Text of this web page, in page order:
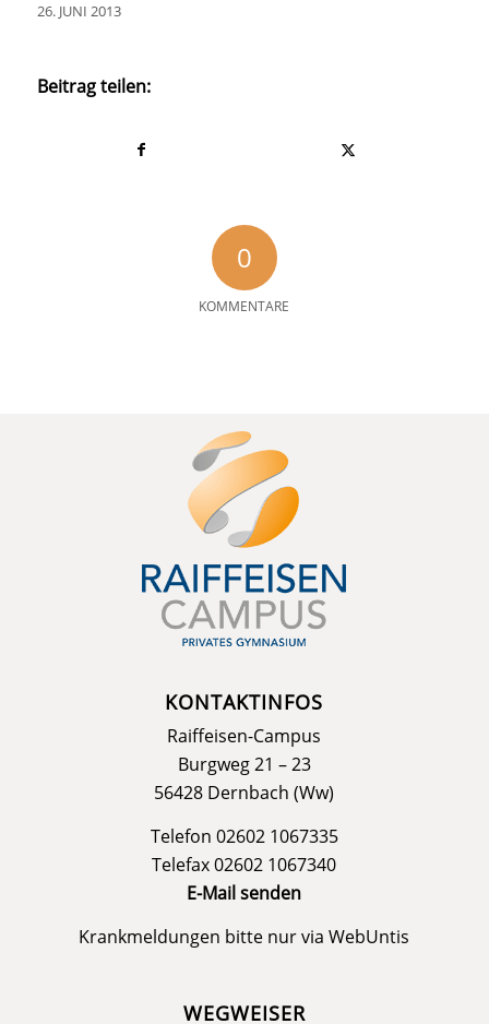
26. JUNI 2013
Beitrag teilen:
0
KOMMENTARE
KONTAKTINFOS
Raiffeisen-Campus
Burgweg 21 – 23
56428 Dernbach (Ww)
Telefon 02602 1067335
Telefax 02602 1067340
E-Mail senden
Krankmeldungen bitte nur viaWebUntis
WEGWEISER